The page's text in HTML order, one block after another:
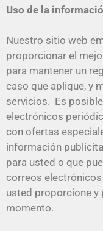
Uso de la
Nuestro sitio web
proporcionar el
para mantener un
caso que aplique, y
servicios. Es
electrónicos
con ofertas
información
para usted o que
correos
usted proporcione y
momento.